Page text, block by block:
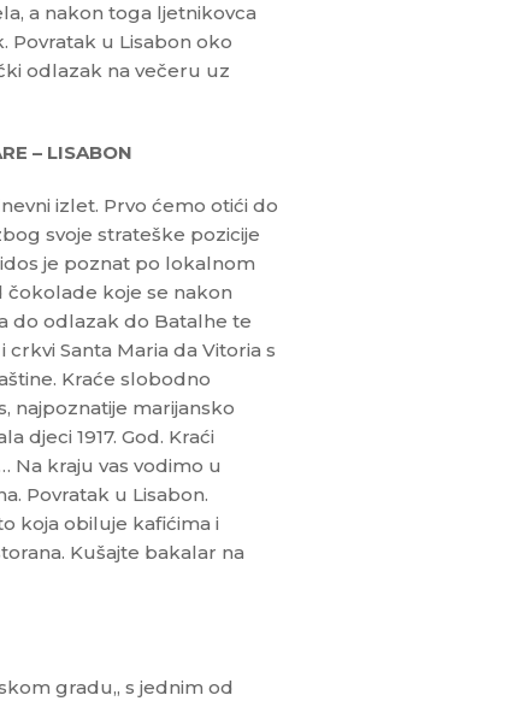
a nakon toga ljetnikovca
Povratak u Lisabon oko
odlazak na večeru uz
– LISABON
izlet. Prvo ćemo otići do
svoje strateške pozicije
je poznat po lokalnom
čokolade koje se nakon
do odlazak do Batalhe te
Santa Maria da Vitoria s
Kraće slobodno
najpoznatije marijansko
djeci 1917. God. Kraći
Na kraju vas vodimo u
Povratak u Lisabon.
koja obiluje kafićima i
Kušajte bakalar na
gradu„ s jednim od